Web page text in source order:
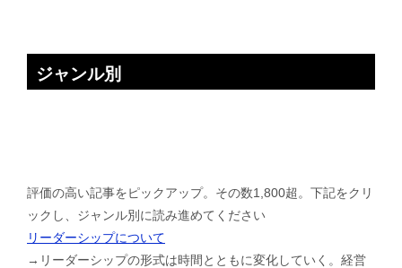
ジャンル別
評価の高い記事をピックアップ。その数1,800超。下記をクリ
ックし、ジャンル別に読み進めてください
リーダーシップについて
→リーダーシップの形式は時間とともに変化していく。経営